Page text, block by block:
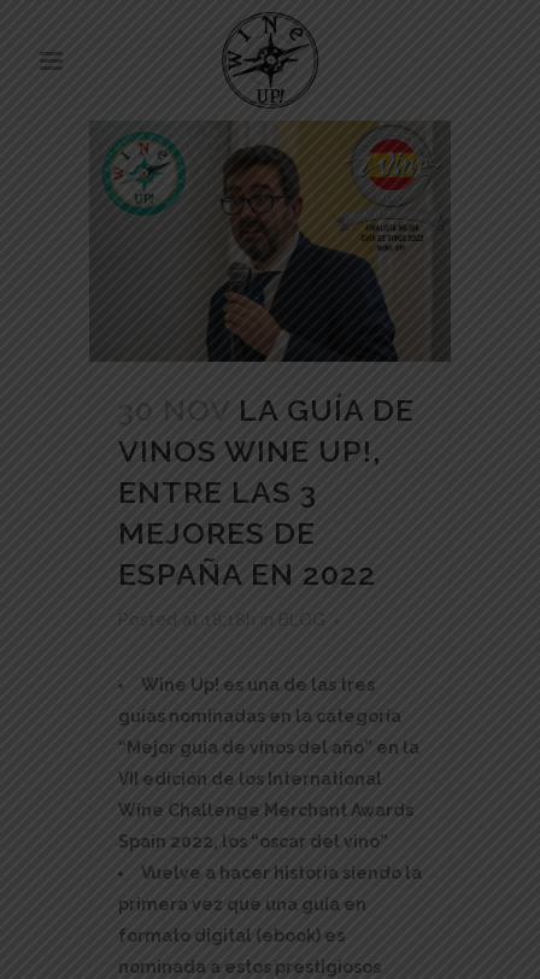
30 NOV LA GUÍA DE
VINOS WINE UP!,
ENTRE LAS 3
MEJORES DE
ESPAÑA EN 2022
Posted at 18:18h in BLOG
Wine Up! es una de las tres
guías nominadas en la categoría
“Mejor guía de vinos del año” en la
VII edición de los International
Wine Challenge Merchant Awards
Spain 2022, los “oscar del vino”
Vuelve a hacer historia siendo la
primera vez que una guía en
formato digital (ebook) es
nominada a estos prestigiosos